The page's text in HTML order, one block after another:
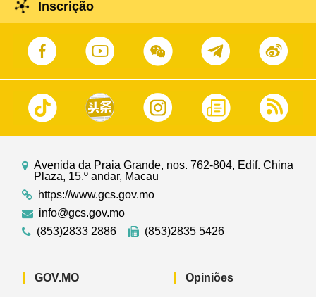
Inscrição
Avenida da Praia Grande, nos. 762-804, Edif. China
Plaza, 15.º andar, Macau
https://www.gcs.gov.mo
info@gcs.gov.mo
(853)2833 2886
(853)2835 5426
GOV.MO Opiniões